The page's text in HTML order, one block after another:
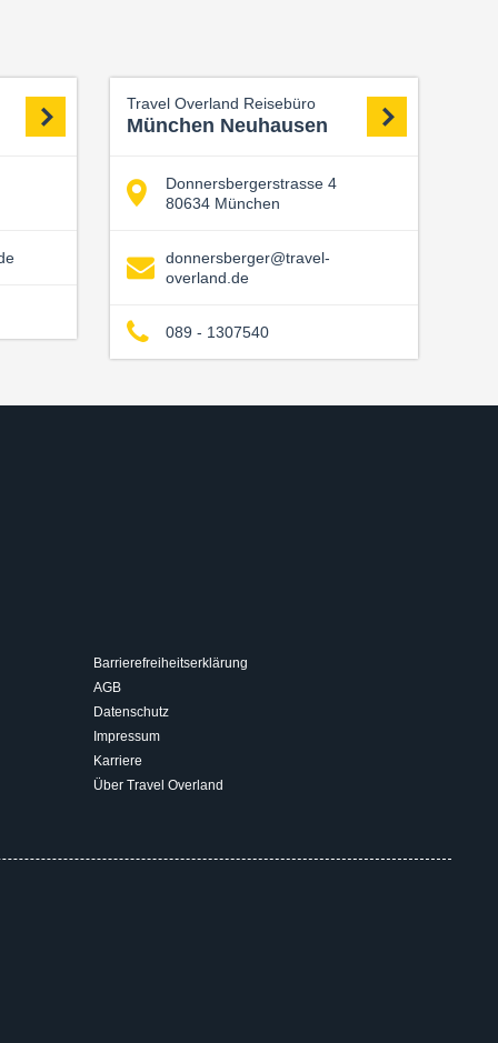
Travel Overland Reisebüro
München Neuhausen
Donnersbergerstrasse 4
80634 München
donnersberger@travel-
overland.de
089 - 1307540
Barrierefreiheitserklärung
AGB
Datenschutz
Impressum
Karriere
Über Travel Overland